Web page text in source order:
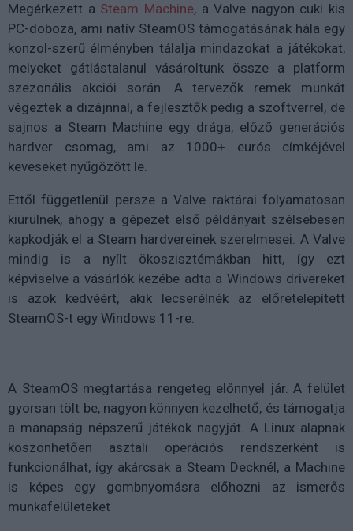
Megérkezett a Steam Machine, a Valve nagyon cuki kis
PC-doboza, ami natív SteamOS támogatásának hála egy
konzol-szerű élményben tálalja mindazokat a játékokat,
melyeket gátlástalanul vásároltunk össze a platform
szezonális akciói során. A tervezők remek munkát
végeztek a dizájnnal, a fejlesztők pedig a szoftverrel, de
sajnos a Steam Machine egy drága, előző generációs
hardver csomag, ami az 1000+ eurós címkéjével
keveseket nyűgözött le.
Ettől függetlenül persze a Valve raktárai folyamatosan
kiürülnek, ahogy a gépezet első példányait szélsebesen
kapkodják el a Steam hardvereinek szerelmesei. A Valve
mindig is a nyílt ökoszisztémákban hitt, így ezt
képviselve a vásárlók kezébe adta a Windows drivereket
is azok kedvéért, akik lecserélnék az előretelepített
SteamOS-t egy Windows 11-re.
A SteamOS megtartása rengeteg előnnyel jár. A felület
gyorsan tölt be, nagyon könnyen kezelhető, és támogatja
a manapság népszerű játékok nagyját. A Linux alapnak
köszönhetően asztali operációs rendszerként is
funkcionálhat, így akárcsak a Steam Decknél, a Machine
is képes egy gombnyomásra előhozni az ismerős
munkafelületeket